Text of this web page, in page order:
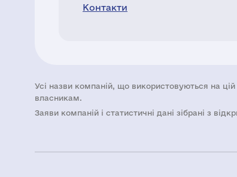
Контакти
Усі назви компаній, що використовуються на цій
власникам.
Заяви компаній i статистичні дані зібрані з